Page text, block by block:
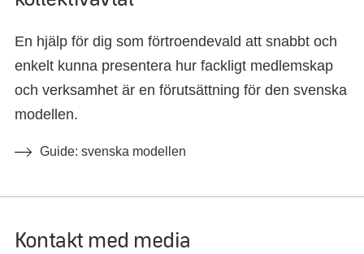
En hjälp för dig som förtroendevald att snabbt och
enkelt kunna presentera hur fackligt medlemskap
och verksamhet är en förutsättning för den svenska
modellen.
Guide: svenska modellen
Kontakt med media